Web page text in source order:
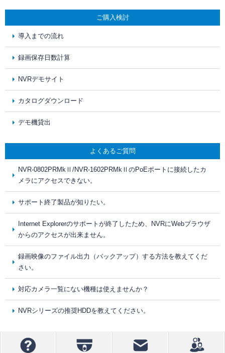
ご購入検討
導入までの流れ
録画保存日数計算
NVRデモサイト
カタログダウンロード
デモ機貸出
よくあるご質問
NVR-0802PRMkⅡ/NVR-1602PRMkⅡのPoEポートに接続したカ
メラにアクセスできない。
サポート終了製品が知りたい。
Internet Explorerのサポートが終了したため、NVRにWebブラウザ
からのアクセスが出来ません。
録画映像のファイル出力（バックアップ）する方法を教えてくだ
さい。
対応カメラ一覧にない機種は使えませんか？
NVRシリーズの推奨HDDを教えてください。